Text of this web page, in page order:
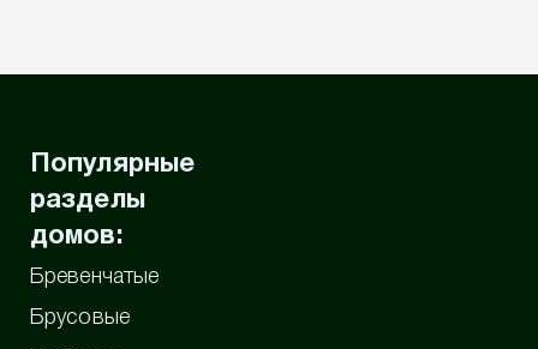
Популярные
разделы
домов:
Бревенчатые
Брусовые